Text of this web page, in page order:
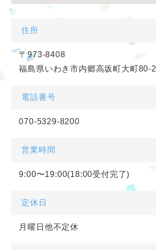
住所
〒973-8408
福島県いわき市内郷高坂町大町80-2
電話番号
070-5329-8200
営業時間
9:00〜19:00(18:00受付完了)
定休日
月曜日他不定休